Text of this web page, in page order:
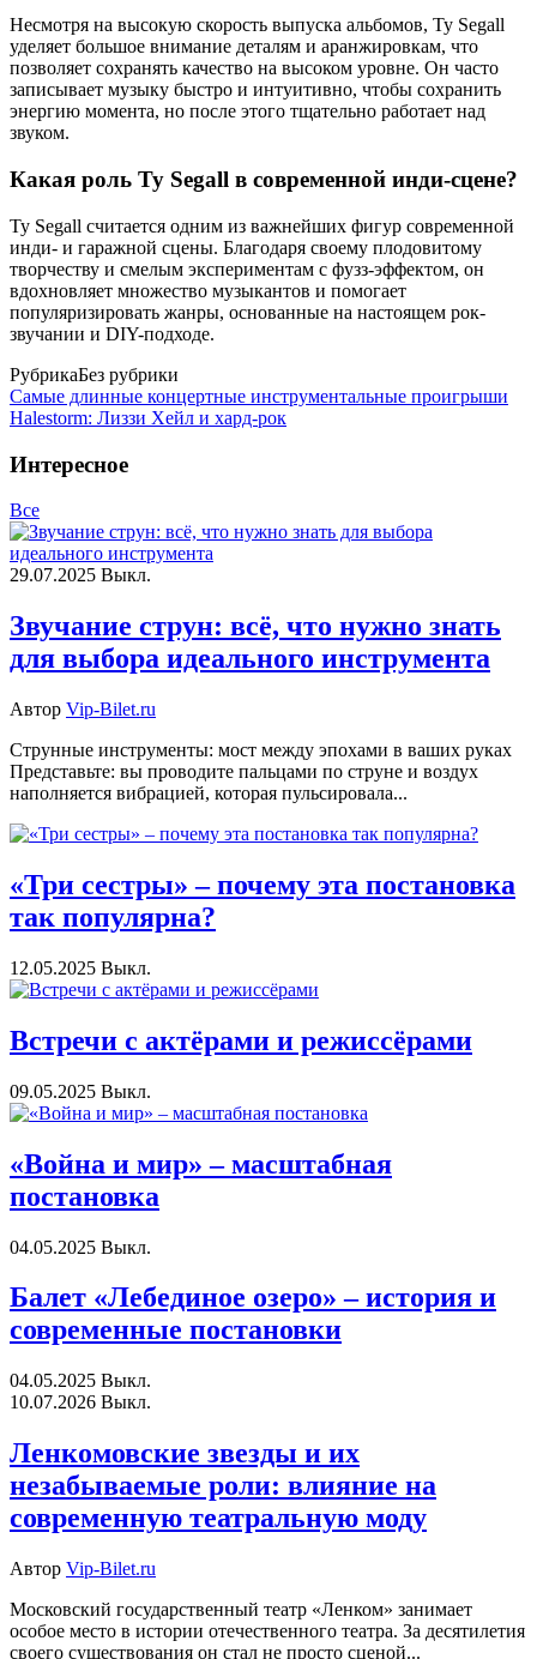
Несмотря на высокую скорость выпуска альбомов, Ty Segall
уделяет большое внимание деталям и аранжировкам, что
позволяет сохранять качество на высоком уровне. Он часто
записывает музыку быстро и интуитивно, чтобы сохранить
энергию момента, но после этого тщательно работает над
звуком.
Какая роль Ty Segall в современной инди-сцене?
Ty Segall считается одним из важнейших фигур современной
инди- и гаражной сцены. Благодаря своему плодовитому
творчеству и смелым экспериментам с фузз-эффектом, он
вдохновляет множество музыкантов и помогает
популяризировать жанры, основанные на настоящем рок-
звучании и DIY-подходе.
РубрикаБез рубрики
Самые длинные концертные инструментальные проигрыши
Halestorm: Лиззи Хейл и хард-рок
Интересное
Все
29.07.2025 Выкл.
Звучание струн: всё, что нужно знать
для выбора идеального инструмента
Автор Vip-Bilet.ru
Струнные инструменты: мост между эпохами в ваших руках
Представьте: вы проводите пальцами по струне и воздух
наполняется вибрацией, которая пульсировала...
«Три сестры» – почему эта постановка
так популярна?
12.05.2025 Выкл.
Встречи с актёрами и режиссёрами
09.05.2025 Выкл.
«Война и мир» – масштабная
постановка
04.05.2025 Выкл.
Балет «Лебединое озеро» – история и
современные постановки
04.05.2025 Выкл.
10.07.2026 Выкл.
Ленкомовские звезды и их
незабываемые роли: влияние на
современную театральную моду
Автор Vip-Bilet.ru
Московский государственный театр «Ленком» занимает
особое место в истории отечественного театра. За десятилетия
своего существования он стал не просто сценой...